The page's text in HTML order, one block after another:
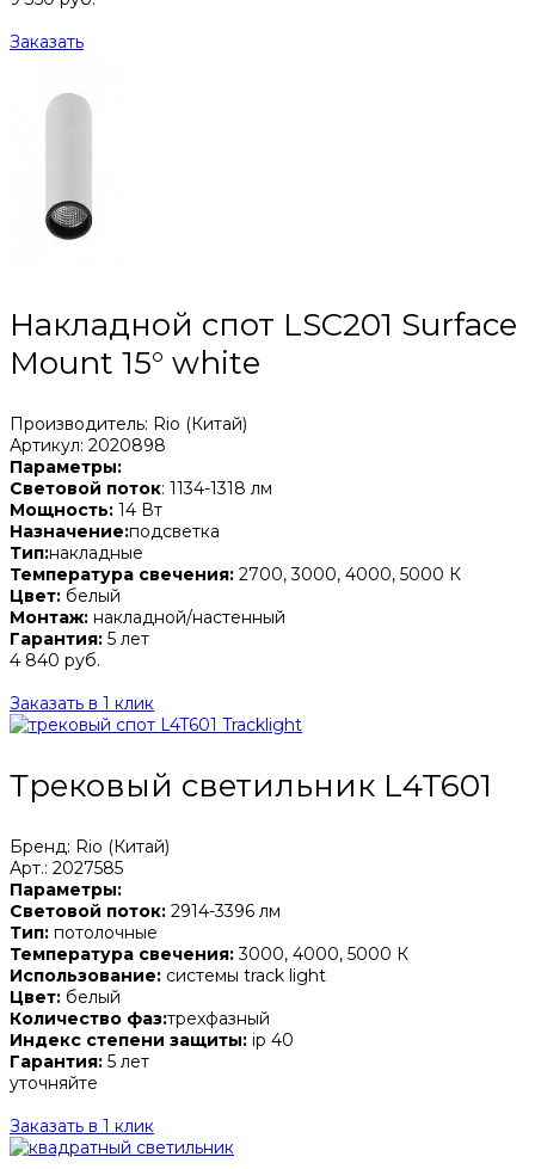
Заказать
Накладной спот LSC201 Surface
Mount 15° white
Производитель: Rio (Китай)
Артикул: 2020898
Параметры:
Световой поток: 1134-1318 лм
Мощность: 14 Вт
Назначение:подсветка
Тип:накладные
Температура свечения: 2700, 3000, 4000, 5000 К
Цвет: белый
Монтаж: накладной/настенный
Гарантия: 5 лет
4 840 руб.
Заказать в 1 клик
Трековый светильник L4T601
Бренд: Rio (Китай)
Арт.: 2027585
Параметры:
Световой поток: 2914-3396 лм
Тип: потолочные
Температура свечения:3000, 4000, 5000 К
Использование: системы track light
Цвет: белый
Количество фаз:трехфазный
Индекс степени защиты: ip 40
Гарантия: 5 лет
уточняйте
Заказать в 1 клик